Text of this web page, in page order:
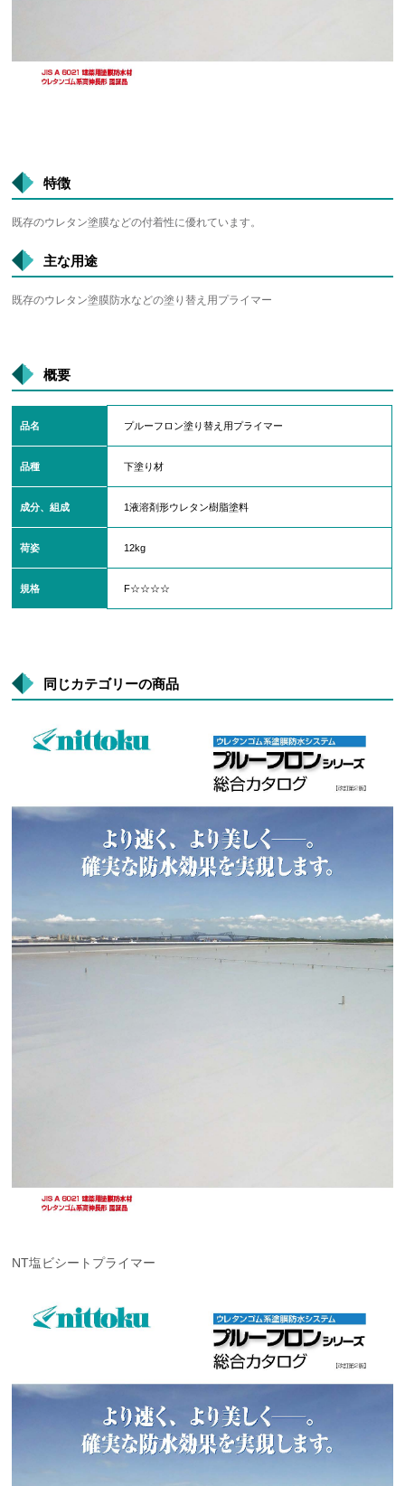
特徴
既存のウレタン塗膜などの付着性に優れています。
主な用途
既存のウレタン塗膜防水などの塗り替え用プライマー
概要
品名 プルーフロン塗り替え用プライマー
品種 下塗り材
成分、組成 1液溶剤形ウレタン樹脂塗料
荷姿 12kg
規格 F☆☆☆☆
同じカテゴリーの商品
NT塩ビシートプライマー